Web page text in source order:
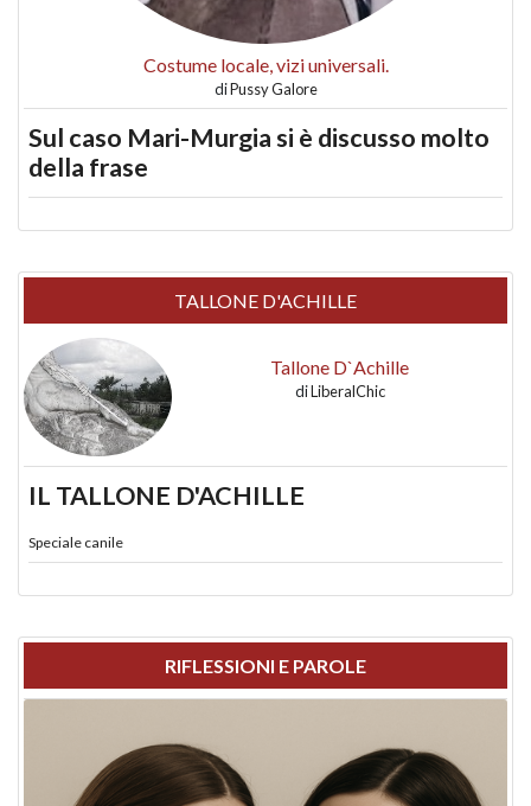
Costume locale, vizi universali.
diPussy Galore
Sul caso Mari-Murgia si è discusso molto
della frase
TALLONE D'ACHILLE
Tallone D`Achille
diLiberalChic
IL TALLONE D'ACHILLE
Speciale canile
RIFLESSIONI E PAROLE